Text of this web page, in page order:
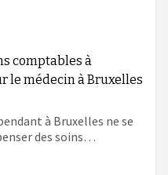
comptables à
le médecin à Bruxelles
à Bruxelles ne se
des soins…